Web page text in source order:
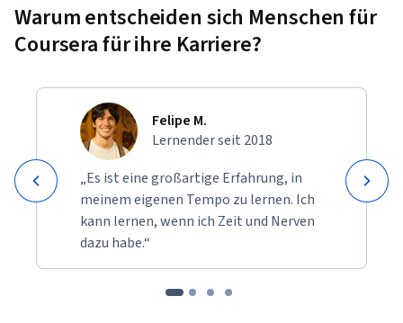
Warum entscheiden sich Menschen für
Coursera für ihre Karriere?
Felipe M.
Lernender seit 2018
„Es ist eine großartige Erfahrung, in
meinem eigenen Tempo zu lernen. Ich
kann lernen, wenn ich Zeit und Nerven
dazu habe.“